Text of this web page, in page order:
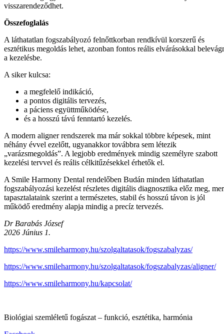
visszarendeződhet.
Összefoglalás
A láthatatlan fogszabályozó felnőttkorban rendkívül korszerű és
esztétikus megoldás lehet, azonban fontos reális elvárásokkal
a kezelésbe.
A siker kulcsa:
a megfelelő indikáció,
a pontos digitális tervezés,
a páciens együttműködése,
és a hosszú távú fenntartó kezelés.
A modern aligner rendszerek ma már sokkal többre képesek, mint
néhány évvel ezelőtt, ugyanakkor továbbra sem létezik
„varázsmegoldás”. A legjobb eredmények mindig személyre szabott
kezelési tervvel és reális célkitűzésekkel érhetők el.
A Smile Harmony Dental rendelőben Budán minden láthatatlan
fogszabályozási kezelést részletes digitális diagnosztika előz meg,
tapasztalataink szerint a természetes, stabil és hosszú távon is jól
működő eredmény alapja mindig a precíz tervezés.
Dr Barabás József
2026 Június 1.
https://www.smileharmony.hu/szolgaltatasok/fogszabalyzas/
https://www.smileharmony.hu/szolgaltatasok/fogszabalyzas/aligner/
https://www.smileharmony.hu/kapcsolat/
Biológiai szemléletű fogászat – funkció, esztétika, harmónia